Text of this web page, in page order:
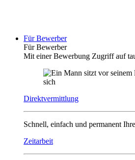
Für Bewerber
Für Bewerber
Mit einer Bewerbung Zugriff auf
Direktvermittlung
Schnell, einfach und permanent
Zeitarbeit